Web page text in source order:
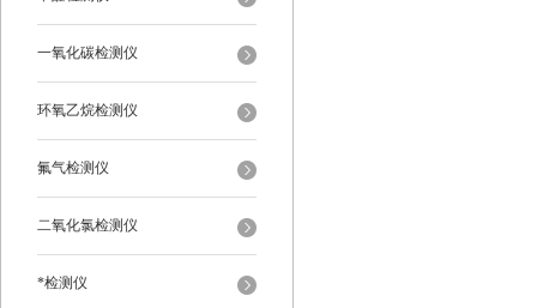
一氧化碳检测仪
环氧乙烷检测仪
氟气检测仪
二氧化氯检测仪
*检测仪